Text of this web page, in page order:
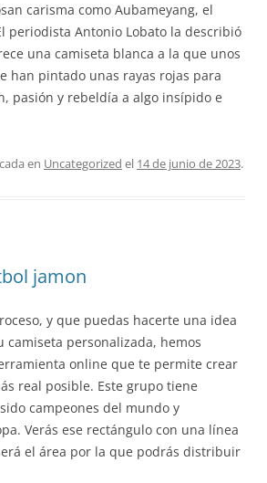
carisma como Aubameyang, el
periodista Antonio Lobato la describió
una camiseta blanca a la que unos
han pintado unas rayas rojas para
pasión y rebeldía a algo insípido e
en Uncategorized el 14 de junio de 2023.
jamon
y que puedas hacerte una idea
camiseta personalizada, hemos
online que te permite crear
real posible. Este grupo tiene
campeones del mundo y
Verás ese rectángulo con una línea
el área por la que podrás distribuir